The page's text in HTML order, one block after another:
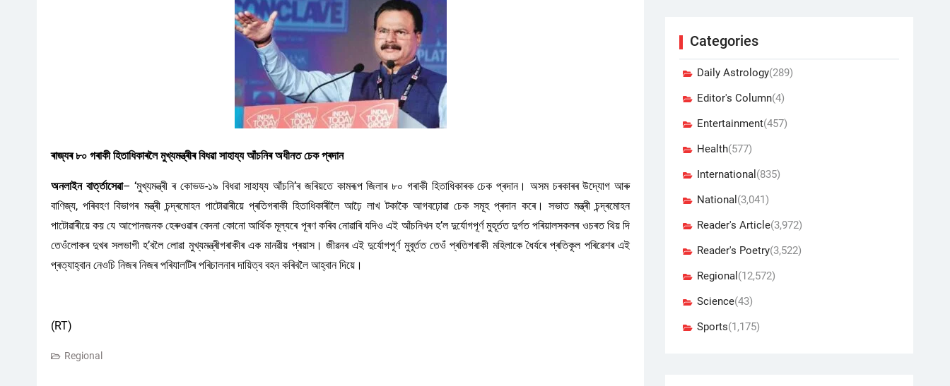
ৰাজ্যৰ ৮০ গৰাকী হিতাধিকাৰলৈ মুখ্যমন্ত্ৰীৰ বিধৱা সাহায্য আঁচনিৰ অধীনত চেক প্ৰদান
অনলাইন বাৰ্ত্তাসেৱা– ‘মুখ্যমন্ত্ৰী ৰ কোভড-১৯ বিধৱা সাহায্য আঁচনি’ৰ জৰিয়তে কামৰূপ জিলাৰ ৮০ গৰাকী হিতাধিকাৰক চেক প্ৰদান। অসম চৰকাৰৰ উদ্যোগ আৰু
বাণিজ্য, পৰিবহণ বিভাগৰ মন্ত্ৰী চন্দ্ৰমোহন পাটোৱাৰীয়ে প্ৰতিগৰাকী হিতাধিকাৰীলৈ আঢ়ৈ লাখ টকাকৈ আগবঢ়োৱা চেক সমূহ প্ৰদান কৰে। সভাত মন্ত্ৰী চন্দ্ৰমোহন
পাটোৱাৰীয়ে কয় যে আপোনজনক হেৰুওৱাৰ বেদনা কোনো আৰ্থিক মূল্যৰে পূৰণ কৰিব নোৱাৰি যদিও এই আঁচনিখন হʼল দুৰ্যোগপূৰ্ণ মুহূৰ্তত দুৰ্গত পৰিয়ালসকলৰ ওচৰত থিয় দি
তেওঁলোকৰ দুখৰ সলভাগী হʼবলৈ লোৱা মুখ্যমন্ত্ৰীগৰাকীৰ এক মানৱীয় প্ৰয়াস। জীৱনৰ এই দুৰ্যোগপূৰ্ণ মুবূৰ্তত তেওঁ প্ৰতিগৰাকী মহিলাকে ধৈৰ্যৰে প্ৰতিকূল পৰিৱেশৰ এই
প্ৰত্যাহ্বান নেওচি নিজৰ নিজৰ পৰিযালটিৰ পৰিচালনাৰ দায়িত্ব বহন কৰিবলৈ আহ্বান দিয়ে।
(RT)
Regional
Categories
Daily Astrology(289)
Editor's Column(4)
Entertainment(457)
Health(577)
International (835)
National (3,041)
Reader's Article(3,972)
Reader's Poetry(3,522)
Regional (12,572)
Science(43)
Sports(1,175)